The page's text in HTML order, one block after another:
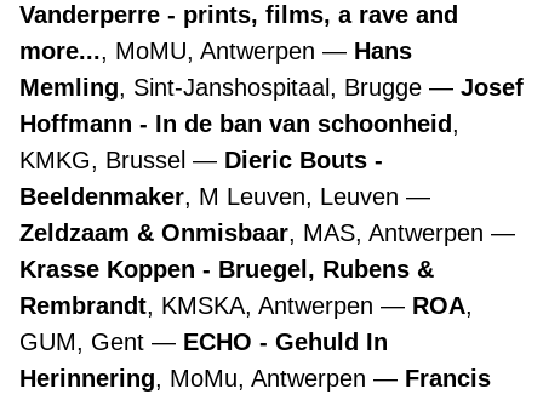
Vanderperre - prints, films, a rave and
more..., MoMU, Antwerpen
Hans
Memling, Sint-Janshospitaal, Brugge
Josef
Hoffmann - In de ban van schoonheid,
KMKG, Brussel
Dieric Bouts -
Beeldenmaker, M Leuven, Leuven
Zeldzaam & Onmisbaar, MAS, Antwerpen
Krasse Koppen - Bruegel, Rubens &
Rembrandt, KMSKA, Antwerpen ROA,
GUM, Gent
ECHO - Gehuld In
Herinnering, MoMu, Antwerpen
Francis